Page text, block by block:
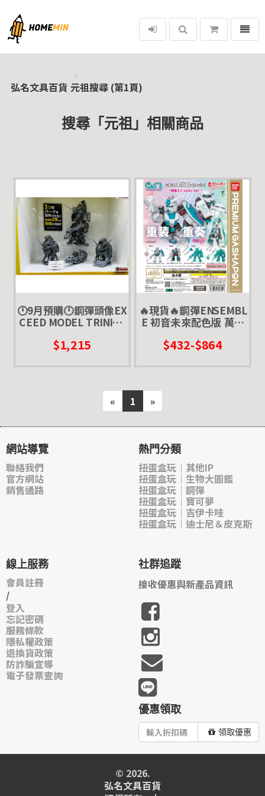
弘名文具百貨
選單
弘名文具百貨 元祖搜尋 (第1頁)
搜尋「元祖」相關商品
🕛9月預購🕛鋼彈頭像EX
CEED MODEL TRINITY
元祖 核心戰機
$1,215
🔥現貨🔥鋼彈ENSEMBL
E 初音未來配色版 萬代
RX78 薩克 元祖 初音 聯
$432-$864
« 1 »
網站導覽
聯絡我們
官方網站
銷售通路
熱門分類
扭蛋盒玩｜其他IP
扭蛋盒玩｜生物大圖鑑
扭蛋盒玩｜鋼彈
扭蛋盒玩｜寶可夢
扭蛋盒玩｜吉伊卡哇
扭蛋盒玩｜迪士尼＆皮克斯
線上服務
會員註冊
/
登入
忘記密碼
服務條款
隱私權政策
退換貨政策
防詐騙宣導
電子發票查詢
社群追蹤
接收優惠與新產品資訊
優惠領取
領取優惠
© 2026.
弘名文具百貨